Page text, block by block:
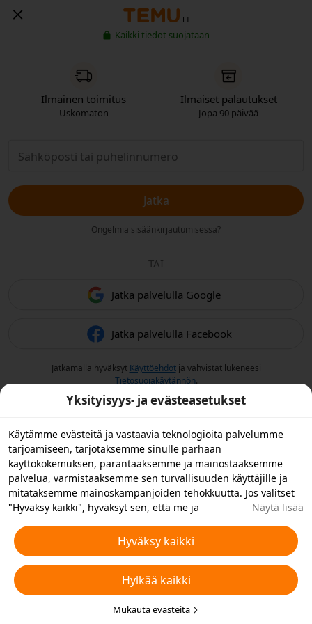
FI
Kaikki tiedot suojataan
Ilmainen toimitus
Uskomaton
Ilmaiset palautukset
Jopa 90 päivää
Jatka
Ongelmia sisäänkirjautumisessa?
TAI
Jatka palvelulla Google
Jatka palvelulla Facebook
Jatkamalla hyväksyt Käyttöehdotja vahvistat lukeneesi
Tietosuojakäytännön.
Yksityisyys- ja evästeasetukset
Käytämme evästeitä ja vastaavia teknologioita palvelumme
tarjoamiseen, tarjotaksemme sinulle parhaan
käyttökokemuksen, parantaaksemme ja mainostaaksemme
palvelua, varmistaaksemme sen turvallisuuden käyttäjille ja
mitataksemme mainoskampanjoiden tehokkuutta. Jos valitset
"Hyväksy kaikki", hyväksyt sen, että me ja
käytämme laitteellasi vastaavia teknologioita
mainontatarkoituksiin. Voit myös "hylätä kaikki" ei-
välttämättömät evästeet tai valita, minkä tyyppiset evästeet
haluat hyväksyä tai poistaa käytöstä napsauttamalla "Muokkaa
evästeitä" alla tai milloin tahansa tietosuoja-asetuksistasi.
Lisätietoja varten katso TemunEvästeitä ja vastaavia tekniikoita
Näytä lisää
Hyväksy kaikki
Hylkää kaikki
Mukauta evästeitä